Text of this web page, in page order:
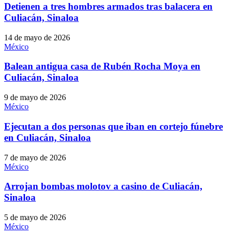
Detienen a tres hombres armados tras balacera en
Culiacán, Sinaloa
14 de mayo de 2026
México
Balean antigua casa de Rubén Rocha Moya en
Culiacán, Sinaloa
9 de mayo de 2026
México
Ejecutan a dos personas que iban en cortejo fúnebre
en Culiacán, Sinaloa
7 de mayo de 2026
México
Arrojan bombas molotov a casino de Culiacán,
Sinaloa
5 de mayo de 2026
México